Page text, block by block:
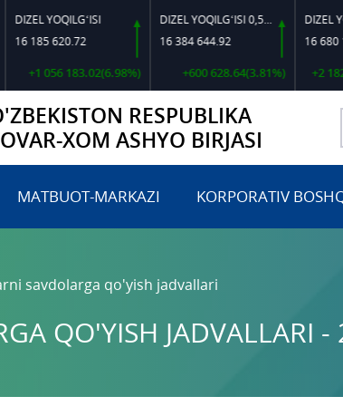
YOQILG‘ISI
185 620.72
+1 056 183.02(6.98%)
DIZEL YOQILG‘ISI 0,5-40
16 384 644.92
+600 628.64(3.81%)
16 680
+2 182
RESPUBLIKA
XOM ASHYO BIRJASI
MATBUOT-MARKAZI KORPORATIV
savdolarga qo'yish jadvallari
QO'YISH JADVALLARI